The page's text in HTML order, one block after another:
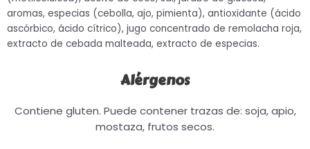
aromas, especias (cebolla, ajo, pimienta), antioxidante (ácido
ascórbico, ácido cítrico), jugo concentrado de remolacha roja,
extracto de cebada malteada, extracto de especias.
Alérgenos
Contiene gluten. Puede contener trazas de: soja, apio,
mostaza, frutos secos.